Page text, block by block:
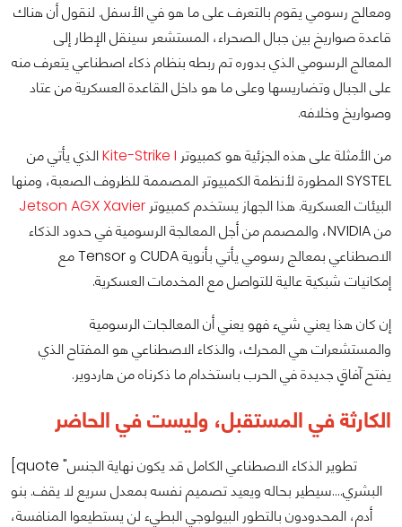
ومعالج رسومي يقوم بالتعرف على ما هو في الأسفل. لنقول أن هناك
قاعدة صواريخ بين جبال الصحراء، المستشعر سينقل الإطار إلى
المعالج الرسومي الذي بدوره تم ربطه بنظام ذكاء اصطناعي يتعرف منه
على الجبال وتضاريسها وعلى ما هو داخل القاعدة العسكرية من عتاد
وصواريخ وخلافه.
من الأمثلة على هذه الجزئية هو كمبيوتر Kite-Strike Iالذي يأتي من
SYSTEL المطورة لأنظمة الكمبيوتر المصممة للظروف الصعبة، ومنها
البيئات العسكرية. هذا الجهاز يستخدم كمبيوتر Jetson AGX Xavier
من NVIDIA، والمصمم من أجل المعالجة الرسومية في حدود الذكاء
الاصطناعي بمعالج رسومي يأتي بأنوية CUDA و Tensor مع
إمكانيات شبكية عالية للتواصل مع المخدمات العسكرية.
إن كان هذا يعني شيء فهو يعني أن المعالجات الرسومية
والمستشعرات هي المحرك، والذكاء الاصطناعي هو المفتاح الذي
يفتح آفاقٍ جديدة في الحرب باستخدام ما ذكرناه من هاردوير.
الكارثة في المستقبل، وليست في الحاضر
[quote "تطوير الذكاء الاصطناعي الكامل قد يكون نهاية الجنس
البشري….سيطير بحاله ويعيد تصميم نفسه بمعدل سريع لا يقف. بنو
أدم، المحدودون بالتطور البيولوجي البطيء لن يستطيعوا المنافسة،